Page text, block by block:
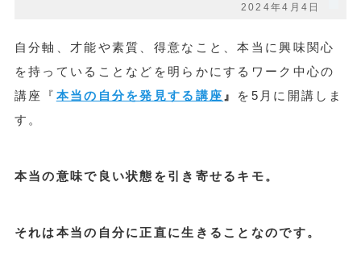
2024年4月4日
自分軸、才能や素質、得意なこと、本当に興味関心
を持っていることなどを明らかにするワーク中心の
講座『 本当の自分を発見する講座 』 を5月に開講しま
す。
本当の意味で良い状態を引き寄せるキモ。
それは本当の自分に正直に生きることなのです。